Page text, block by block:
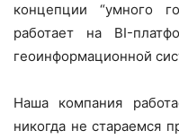
концепции “умного
работает на BI-
геоинформационной
Наша компания
никогда не стараемся